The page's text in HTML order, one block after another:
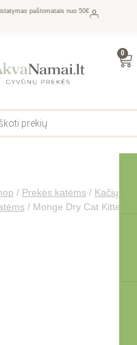
paštomatais nuo 50€
0
/ Prekės katėms / Kačių
/ Monge Dry Cat Kitten